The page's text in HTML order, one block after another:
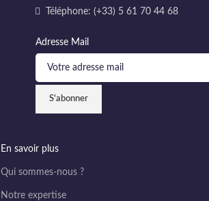
Téléphone: (+33) 5 61 70 44 68
Adresse Mail
En savoir plus
Qui sommes-nous ?
Notre expertise